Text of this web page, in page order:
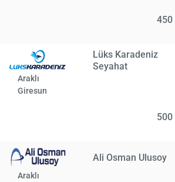
450
Lüks Karadeniz
Seyahat
Araklı
Giresun
500
Ali Osman Ulusoy
Araklı